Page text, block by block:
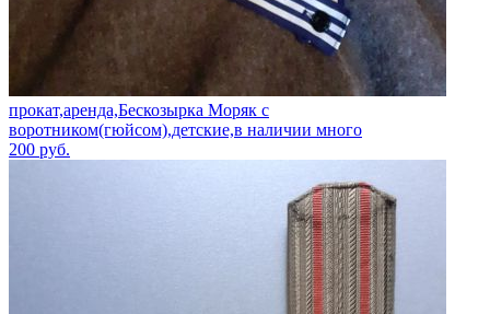
прокат,аренда,Бескозырка Моряк с
воротником(гюйсом),детские,в наличии много
200 руб.